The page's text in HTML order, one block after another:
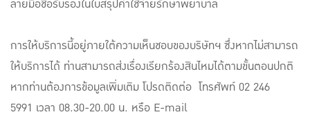
ลายมือชื่อรับรองในใบสรุปค่าใช้จ่ายรักษาพยาบาล
การให้บริการนี้อยู่ภายใต้ความเห็นชอบของบริษัทฯ ซึ่งหากไม่สามารถ
ให้บริการได้ ท่านสามารถส่งเรื่องเรียกร้องสินไหมได้ตามขั้นตอนปกติ
หากท่านต้องการข้อมูลเพิ่มเติม โปรดติดต่อ โทรศัพท์ 02 246
5991 เวลา 08.30-20.00 น. หรือ E-mail